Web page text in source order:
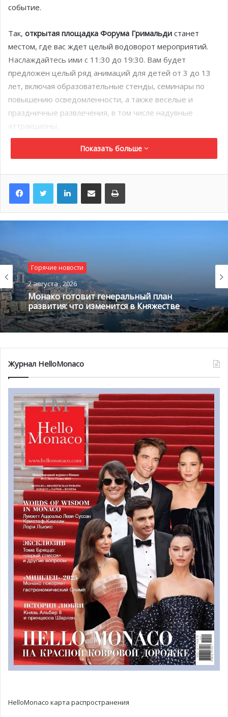
событие.
Так, открытая площадка Форума Гримальди станет
местом, где вас ждет целый водоворот мероприятий.
Наслаждайтесь ими с 11:30 до 19:30. Вам будет
предложен целый ряд анимаций для детей от 3 до 13
лет, включая образовательные стенды, семинары по
повышению осведомленности, а также веселые и
праздничные развлечения, в том числе надувные
аттракционы.
Также не упустите возможность приобрести билеты на
вечернийблаготворительный концертМайкла Грегорио
(Mickaël Gregorio). Отметьте его в своем календаре на
среду, 20 ноября, в 19:30 в Salle des Princes Форума
Гримальди.
Наций приняла Декларацию прав ребенка, после чего 20
ноября 1989 года Международную конвенцию о правах
ребенка.
Впервые провозглашенный Соединенным Королевством
в 1954 году, праздник был создан для того, чтобы, во-
первых, побудить все страны вспомнить о детях и
улучшить их благополучие, а во-вторых, для поощрения
действий организаций, деятельность которых
направлена на защиту детей всего мира.
Вариации Дня
детей также отмечаются во многих странах мира 1
июня.
Показать больше
LinkedInПоделиться по электронной почте Распечатать
Горячие новости
2 августа , 2026
Монако готовит генеральный план
развития: что изменится в Княжестве
Журнал HelloMonaco
HelloMonaco карта распространения